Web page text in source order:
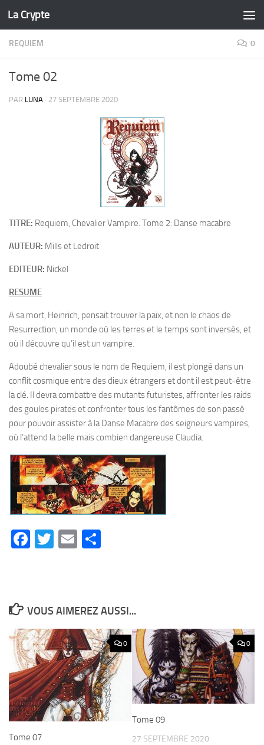
Skip to content
La Crypte
REQUIEM 0
Tome 02
PAR LUNA · 27 SEPTEMBRE 2020
TITRE: Requiem, Chevalier Vampire. Tome 2: Danse macabre
AUTEUR: Mills et Ledroit
EDITEUR: Nickel
RESUME
A sa mort, Heinrich, pensait trouver la paix, et non le chaos de
Resurrection, un monde où les terres et le temps sont inversés, et
où il découvre qu’il est un vampire.
Adoubé chevalier sous le nom de Requiem, il est plongé dans un
conflit cosmique entre des dieux étrangers et dont il est peut-être
la clé. Il devra combattre des mutants futuristes, affronter les raids
des goules pirates et confronter tous les fantômes de son passé
pour pouvoir assister à la Danse Macabre des seigneurs vampires,
où l’attend la belle mais combien dangereuse Claudia.
Facebook
Twitter
Email
VOUS AIMEREZ AUSSI...
0
Tome 07
0
Tome 09
27 SEPTEMBRE 2020